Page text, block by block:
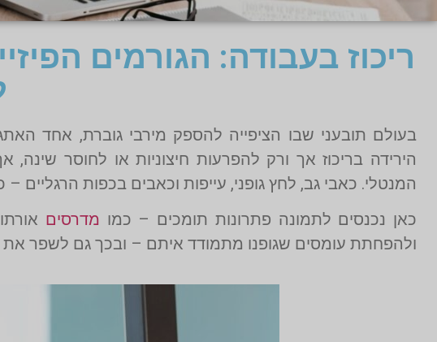
ריכוז בעבודה: הגורמים
בעולם תובעני שבו הציפייה להספק מירבי גוברת, אחד
הירידה בריכוז אך ורק להפרעות חיצוניות או לחוסר
המנטלי. כאבי גב, לחץ גופני, עייפות וכאבים בכפות הרגליים
כאן נכנסים לתמונה פתרונות תומכים – כמו מדרסים
ולהפחתת עומסים שגופנו מתמודד איתם – ובכך גם לשפר את